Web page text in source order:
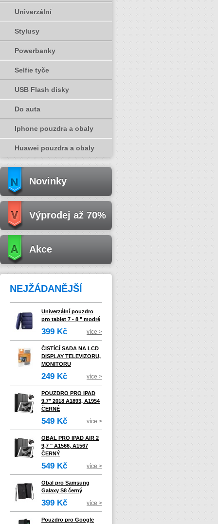
Univerzální
Stylusy
Powerbanky
Selfie tyče
USB Flash disky
Do auta
Iphone pouzdra a obaly
Huawei pouzdra a obaly
Novinky
Výprodej až 70%
Akce
NEJŽÁDANĚJŠÍ
Univerzální pouzdro
pro tablet 7 - 8 " modré
399 Kč více >
ČISTÍCÍ SADA NA LCD
DISPLAY TELEVIZORU,
MONITORU
249 Kč více >
POUZDRO PRO IPAD
9.7" 2018 A1893, A1954
ČERNÉ
549 Kč více >
OBAL PRO IPAD AIR 2
9,7 " A1566, A1567
ČERNÝ
549 Kč více >
Obal pro Samsung
Galaxy S8 černý
399 Kč více >
Pouzdro pro Google